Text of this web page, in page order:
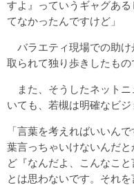
すよ』っていうギャグあ
てなかったんですけど」
バラエティ現場での助け
取られて独り歩きしたもの
また、そうしたネットニ
いても、若槻は明確なビジ
「言葉を考えればいいん
葉言っちゃいけないんだ
ど『なんだよ、こんなこ
とは思わないです。それ